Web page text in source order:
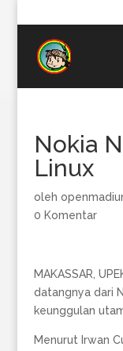
Nokia
Linux
oleh
0 Komentar
MAKASSAR,
datangnya dari
keunggulan
Menurut Irwan